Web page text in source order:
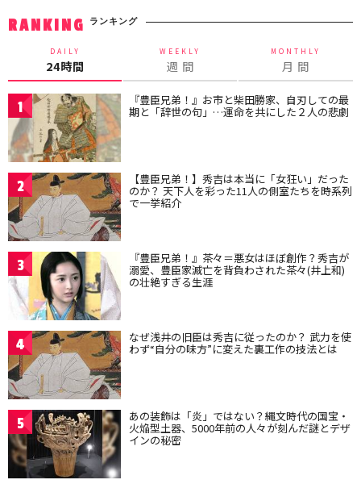
RANKING ランキング
DAILY
24時間
WEEKLY
週 間
MONTHLY
月 間
1 『豊臣兄弟！』お市と柴田勝家、自刃しての最
期と「辞世の句」…運命を共にした２人の悲劇
2 【豊臣兄弟！】秀吉は本当に「女狂い」だった
のか？ 天下人を彩った11人の側室たちを時系列
で一挙紹介
3 『豊臣兄弟！』茶々＝悪女はほぼ創作？秀吉が
溺愛、豊臣家滅亡を背負わされた茶々(井上和)
の壮絶すぎる生涯
4 なぜ浅井の旧臣は秀吉に従ったのか？ 武力を使
わず“自分の味方”に変えた裏工作の技法とは
5 あの装飾は「炎」ではない？縄文時代の国宝・
火焔型土器、5000年前の人々が刻んだ謎とデザ
インの秘密